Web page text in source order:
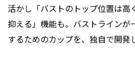
活かし「バストのトップ位置は高
抑える」機能も。バストラインが
するためのカップを、独自で開発